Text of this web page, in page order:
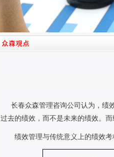
长春众森管理咨询公司认为，绩
过去的绩效，而不是未来的绩效。
绩效管理与传统意义上的绩效考